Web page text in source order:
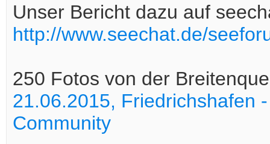
Unser Bericht dazu auf
http://www.seechat.de/
250 Fotos von der
21.06.2015, Friedrichshafen
Community